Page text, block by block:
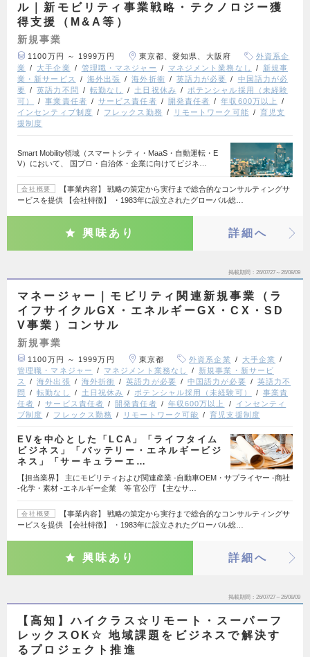
ル｜新モビリティ事業戦略・テクノロジー獲
得支援（M&A等）
新規事業
1100万円 ～ 1999万円 東京都、愛知県、大阪府
外資系企
業
大手企業 管理職・マネジャー マネジメント業務なし
新規事
業・新サービス
海外出張 海外折衝 英語力が必要
中国語力が必
要
英語力不問 転勤なし 土日祝休み
ポテンシャル採用（未経験
可）
事業責任者 サービス責任者 開発責任者
年収600万以上
インセンティブ制度
フレックス勤務 リモートワーク可能
育児支
援制度
Smart Mobility領域（スマートシティ・MaaS・自動運転・E
V）において、 国プロ・自治体・企業に向けてビジネ…
会社概要
【事業内容】 戦略の策定から実行まで総合的なコンサルティングサ
ービスを提供 【会社特徴】 ・1983年に設立されたグローバル総…
興味あり 詳細へ
掲載期間 26/07/27～26/08/09
マネージャー｜モビリティ関連新規事業（ラ
イフサイクルGX・エネルギーGX・CX・SD
V事業）コンサル
新規事業
1100万円 ～ 1999万円 東京都 外資系企業
大手企業
管理職・マネジャー
マネジメント業務なし
新規事業・新サービ
ス
海外出張 海外折衝 英語力が必要 中国語力が必要
英語力不
問
転勤なし 土日祝休み ポテンシャル採用（未経験可）
事業責
任者
サービス責任者 開発責任者 年収600万以上
インセンティ
ブ制度
フレックス勤務 リモートワーク可能 育児支援制度
EVを中心とした「LCA」「ライフタイム
ビジネス」「バッテリー・エネルギービジ
ネス」「サーキュラーエ…
【担当業界】 主にモビリティおよび関連産業 ‐自動車OEM・サプライヤー ‐商社
‐化学・素材 ‐エネルギー企業 等 官公庁 【主なサ…
会社概要
【事業内容】 戦略の策定から実行まで総合的なコンサルティングサ
ービスを提供 【会社特徴】 ・1983年に設立されたグローバル総…
興味あり 詳細へ
掲載期間 26/07/27～26/08/09
【高知】ハイクラス☆リモート・スーパーフ
レックスOK☆ 地域課題をビジネスで解決す
るプロジェクト推進